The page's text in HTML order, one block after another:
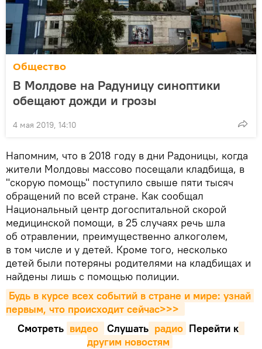
Общество
В Молдове на Радуницу синоптики
обещают дожди и грозы
4 мая 2019, 14:10
Напомним, что в 2018 году в дни Радоницы, когда
жители Молдовы массово посещали кладбища, в
"скорую помощь" поступило свыше пяти тысяч
обращений по всей стране. Как сообщал
Национальный центр догоспитальной скорой
медицинской помощи, в 25 случаях речь шла
об отравлении, преимущественно алкоголем,
в том числе и у детей. Кроме того, несколько
детей были потеряны родителями на кладбищах и
найдены лишь с помощью полиции.
Будь в курсе всех событий в стране и мире: узнай
первым, что происходит сейчаc>>>
Смотреть видео Cлушать радио Перейти к
другим новостям